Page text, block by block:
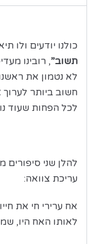
כולנו יודעים ולו
תשוב”, רובינו
לא נטמון את
חשוב ביותר לערוך
לכל הפחות שעוד
להלן שני
עריכת צוואה:
אח ערירי חי את
לאותו האח היו,